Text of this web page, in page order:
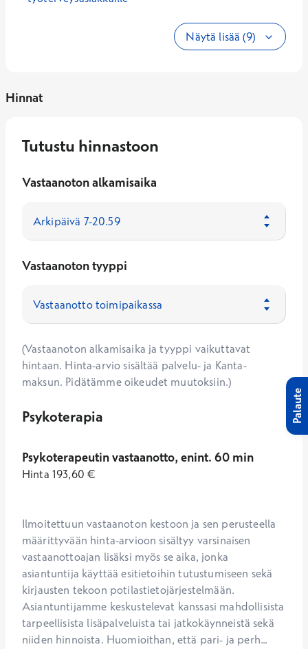
Näytä lisää (9)
Hinnat
Tutustu hinnastoon
Vastaanoton alkamisaika
Vastaanoton tyyppi
(Vastaanoton alkamisaika ja tyyppi vaikuttavat
hintaan. Hinta-arvio sisältää palvelu- ja Kanta-
maksun. Pidätämme oikeudet muutoksiin.)
Psykoterapia
Psykoterapeutin vastaanotto, enint. 60 min
Hinta 193,60 €
Ilmoitettuun vastaanoton kestoon ja sen perusteella
määrittyvään hinta-arvioon sisältyy varsinaisen
vastaanottoajan lisäksi myös se aika, jonka
asiantuntija käyttää esitietoihin tutustumiseen sekä
kirjausten tekoon potilastietojärjestelmään.
Asiantuntijamme keskustelevat kanssasi mahdollisista
tarpeellisista lisäpalveluista tai jatkokäynneistä sekä
niiden hinnoista. Huomioithan, että pari- ja perh...
Palaute